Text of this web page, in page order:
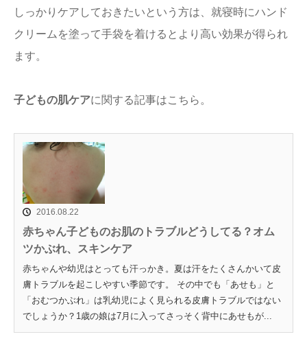
しっかりケアしておきたいという方は、就寝時にハンド
クリームを塗って手袋を着けるとより高い効果が得られ
ます。
子どもの肌ケアに関する記事はこちら。
2016.08.22
赤ちゃん子どものお肌のトラブルどうしてる？オム
ツかぶれ、スキンケア
赤ちゃんや幼児はとっても汗っかき。夏は汗をたくさんかいて皮
膚トラブルを起こしやすい季節です。 その中でも「あせも」と
「おむつかぶれ」は乳幼児によく見られる皮膚トラブルではない
でしょうか？1歳の娘は7月に入ってさっそく背中にあせもが...